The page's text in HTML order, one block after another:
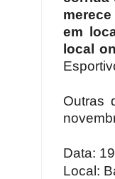
em
local
Outras
Data:
Local: